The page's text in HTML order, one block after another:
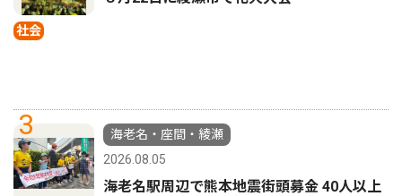
社会
3
海老名・座間・綾瀬
2026.08.05
海老名駅周辺で熊本地震街頭募金 40人以上